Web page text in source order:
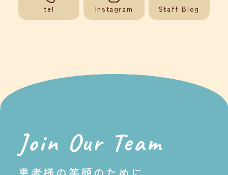
tel Instagram Staff Blog
Join Our Team